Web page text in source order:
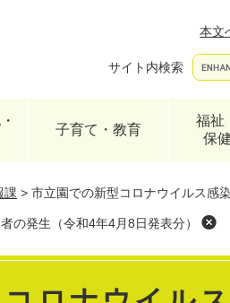
本文
サイト内検索
子育て・教育
福祉
保
課 > 市立園での新型コロナウイルス感
の発生（令和4年4月8日発表分）